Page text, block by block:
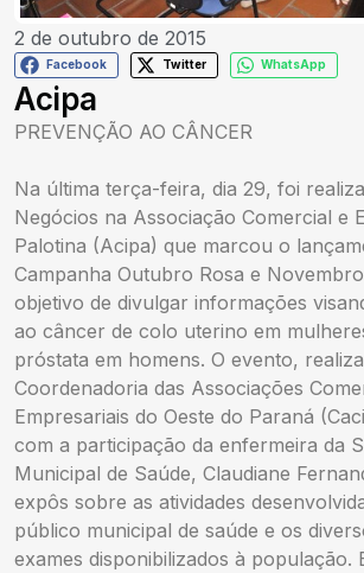
2 de outubro de 2015
Facebook Twitter WhatsApp
Acipa
PREVENÇÃO AO CÂNCER
Na última terça-feira, dia 29, foi
Negócios na Associação Comercial e
Palotina (Acipa) que marcou o
Campanha Outubro Rosa e
objetivo de divulgar informações
ao câncer de colo uterino em
próstata em homens. O evento,
Coordenadoria das Associações
Empresariais do Oeste do Paraná
com a participação da enfermeira da
Municipal de Saúde, Claudiane
expôs sobre as atividades
público municipal de saúde e os
exames disponibilizados à população.